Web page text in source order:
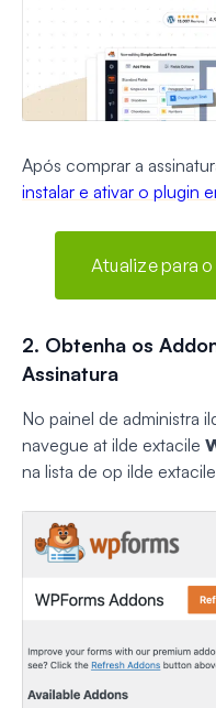
Após comprar a
instalar e ativar o plugin
Atualize para
2. Obtenha os
Assinatura
No painel de administra
navegue at ilde extacile
na lista de op ilde